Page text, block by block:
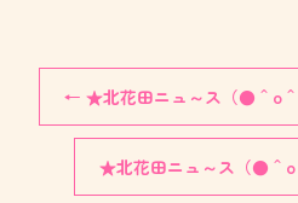
← ★北花田ニュ～ス（●＾o
★北花田ニュ～ス（●＾